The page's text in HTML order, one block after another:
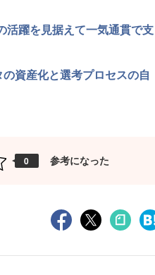
躍を見据えて一気通貫で支
資産化と選考プロセスの自
0 参考になった